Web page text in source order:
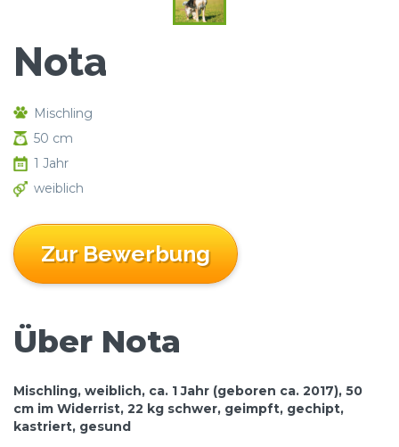
Nota
Mischling
50 cm
1 Jahr
weiblich
Zur Bewerbung
Über Nota
Mischling, weiblich, ca. 1 Jahr (geboren ca. 2017), 50
cm im Widerrist, 22 kg schwer, geimpft, gechipt,
kastriert, gesund